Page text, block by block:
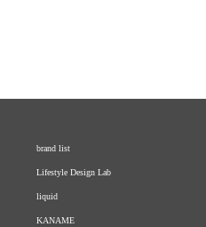
brand list
Lifestyle Design Lab
liquid
KANAME